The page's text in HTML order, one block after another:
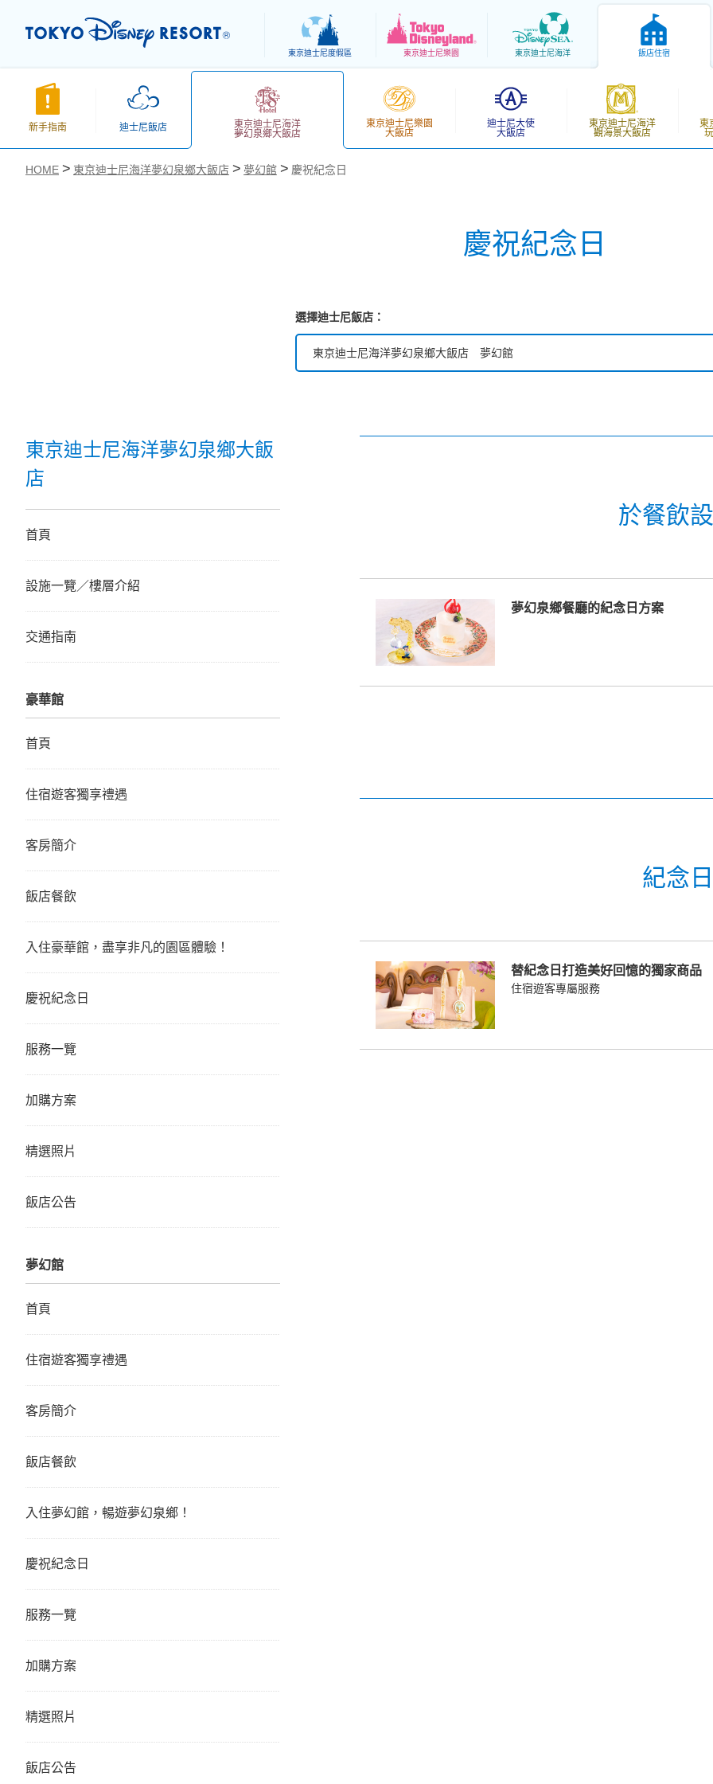
東京迪士尼度假區 東京迪士尼樂園 東京迪士尼海洋 飯店住宿
新手指南 迪士尼飯店
東京迪士尼海洋
夢幻泉鄉大飯店
東京迪士尼樂園
大飯店
迪士尼大使
大飯店
東京迪士尼海洋
觀海景大飯店
東
HOME 東京迪士尼海洋夢幻泉鄉大飯店 夢幻館 慶祝紀念日
慶祝紀念日
選擇迪士尼飯店：
東京迪士尼海洋夢幻泉鄉大飯店 夢幻館
東京迪士尼海洋夢幻泉鄉大飯店 夢幻館
於餐飲
夢幻泉鄉餐廳的紀念日方案
紀念
替紀念日打造美好回憶的獨家商品
住宿遊客專屬服務
東京迪士尼海洋夢幻泉鄉大飯
店
首頁
設施一覽／樓層介紹
交通指南
豪華館
首頁
住宿遊客獨享禮遇
客房簡介
飯店餐飲
入住豪華館，盡享非凡的園區體驗！
慶祝紀念日
服務一覽
加購方案
精選照片
飯店公告
夢幻館
首頁
住宿遊客獨享禮遇
客房簡介
飯店餐飲
入住夢幻館，暢遊夢幻泉鄉！
慶祝紀念日
服務一覽
加購方案
精選照片
飯店公告